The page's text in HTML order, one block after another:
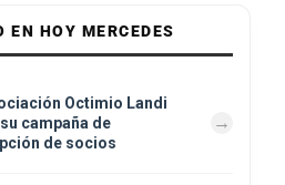
EN HOY MERCEDES
Octimio Landi
campaña de
de socios